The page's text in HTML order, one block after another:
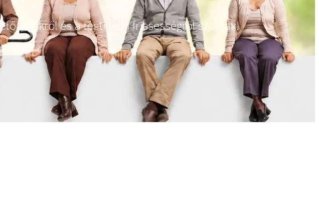
és a testi-lelki frissességről szólnak!